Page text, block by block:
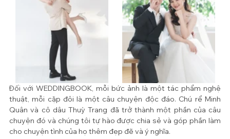
Đối với WEDDINGBOOK, mỗi bức ảnh là một tác phẩm nghệ
thuật, mỗi cặp đôi là một câu chuyện độc đáo. Chú rể Minh
Quân và cô dâu Thuỳ Trang đã trở thành một phần của câu
chuyện đó và chúng tôi tự hào được chia sẻ và góp phần làm
cho chuyện tình của họ thêm đẹp đẽ và ý nghĩa.